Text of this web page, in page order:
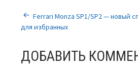
НАВИГАЦИЯ
ЗАПИСЯМ
Ferrari Monza SP1/SP2 — новый
для избранных
ДОБАВИТЬ